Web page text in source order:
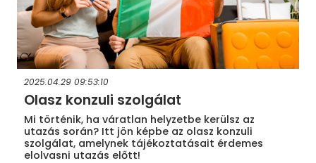
2025.04.29 09:53:10
Olasz konzuli szolgálat
Mi történik, ha váratlan helyzetbe kerülsz az
utazás során? Itt jön képbe az olasz konzuli
szolgálat, amelynek tájékoztatásait érdemes
elolvasni utazás előtt!